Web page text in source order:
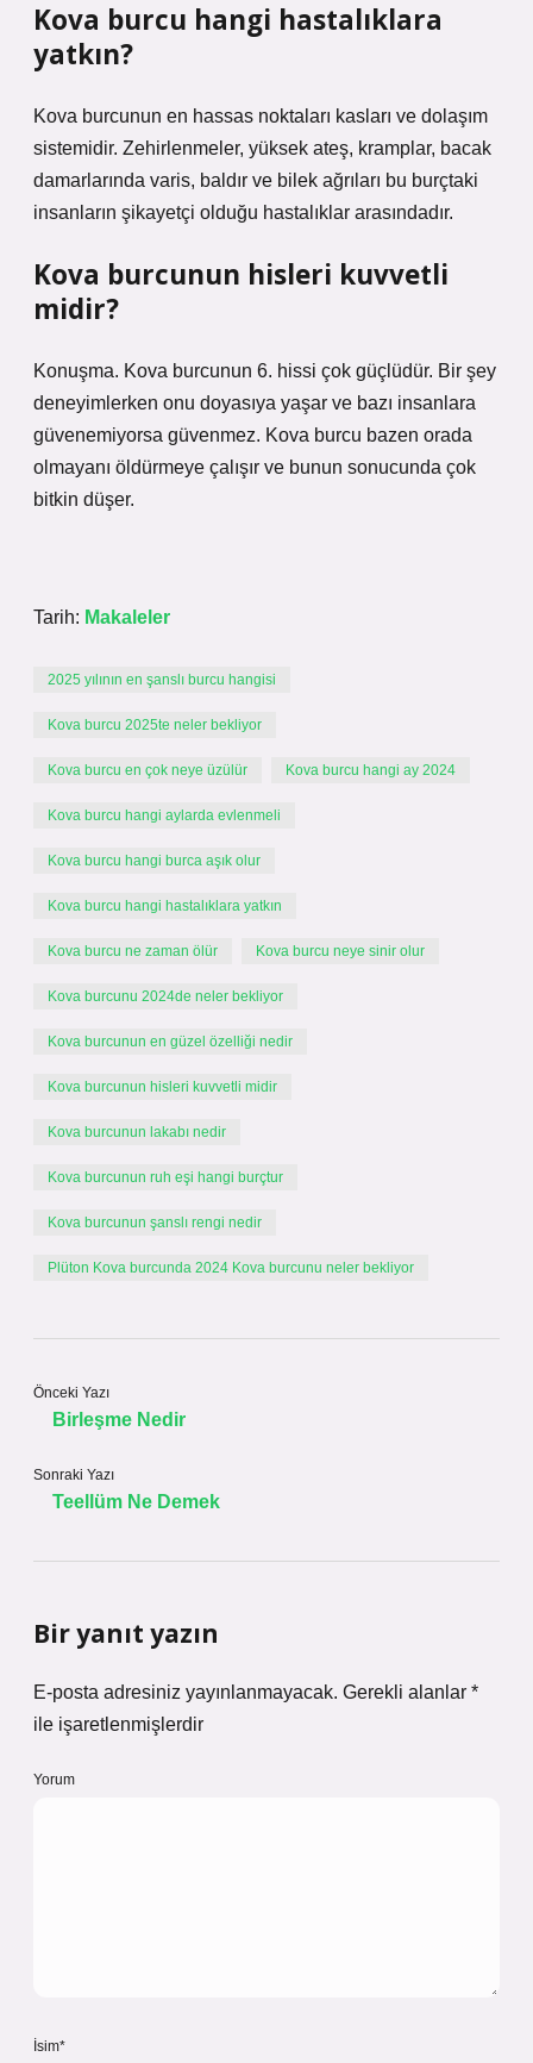
Kova burcu hangi hastalıklara
yatkın?
Kova burcunun en hassas noktaları kasları ve dolaşım
sistemidir. Zehirlenmeler, yüksek ateş, kramplar, bacak
damarlarında varis, baldır ve bilek ağrıları bu burçtaki
insanların şikayetçi olduğu hastalıklar arasındadır.
Kova burcunun hisleri kuvvetli
midir?
Konuşma. Kova burcunun 6. hissi çok güçlüdür. Bir şey
deneyimlerken onu doyasıya yaşar ve bazı insanlara
güvenemiyorsa güvenmez. Kova burcu bazen orada
olmayanı öldürmeye çalışır ve bunun sonucunda çok
bitkin düşer.
Tarih: Makaleler
2025 yılının en şanslı burcu hangisi
Kova burcu 2025te neler bekliyor
Kova burcu en çok neye üzülür Kova burcu hangi ay 2024
Kova burcu hangi aylarda evlenmeli
Kova burcu hangi burca aşık olur
Kova burcu hangi hastalıklara yatkın
Kova burcu ne zaman ölür Kova burcu neye sinir olur
Kova burcunu 2024de neler bekliyor
Kova burcunun en güzel özelliği nedir
Kova burcunun hisleri kuvvetli midir
Kova burcunun lakabı nedir
Kova burcunun ruh eşi hangi burçtur
Kova burcunun şanslı rengi nedir
Plüton Kova burcunda 2024 Kova burcunu neler bekliyor
Önceki Yazı
Birleşme Nedir
Sonraki Yazı
Teellüm Ne Demek
Bir yanıt yazın
E-posta adresiniz yayınlanmayacak. Gerekli alanlar *
ile işaretlenmişlerdir
Yorum
İsim*